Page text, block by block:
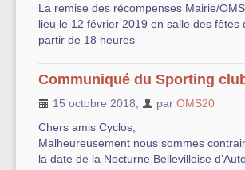
La remise des récompenses Mairie/
lieu le 12 février 2019 en salle des fêtes
partir de 18 heures
Communiqué du Sporting
15 octobre 2018 par OMS20
Chers amis Cyclos,
Malheureusement nous sommes
la date de la Nocturne Bellevilloise